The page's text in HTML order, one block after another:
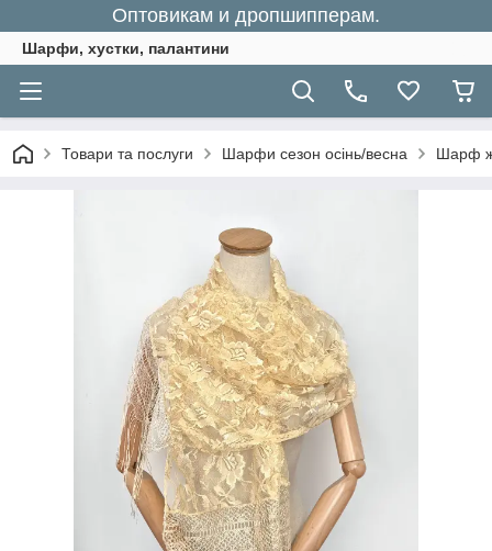
Оптовикам и дропшипперам.
Шарфи, хустки, палантини
Товари та послуги Шарфи сезон осінь/весна Шарф